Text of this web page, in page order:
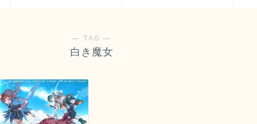
― TAG ―
白き魔女